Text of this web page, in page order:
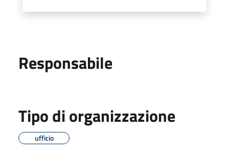
Responsabile
Tipo di organizzazione
ufficio